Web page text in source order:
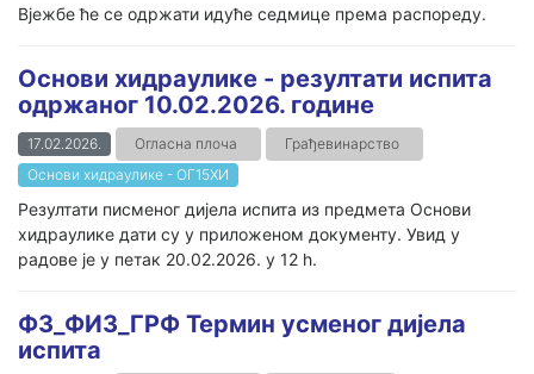
Вјежбе ће се одржати идуће седмице према распореду.
Основи хидраулике - резултати испита
одржаног 10.02.2026. године
17.02.2026. Огласна плоча
Грађевинарство
Основи хидраулике - ОГ15ХИ
Резултати писменог дијела испита из предмета Основи
хидраулике дати су у приложеном документу. Увид у
радове је у петак 20.02.2026. у 12 h.
ФЗ_ФИЗ_ГРФ Термин усменог дијела
испита